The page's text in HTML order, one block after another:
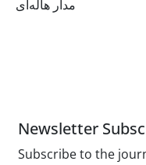
مدار هاله‌ای
Newsletter
Subscribe to the